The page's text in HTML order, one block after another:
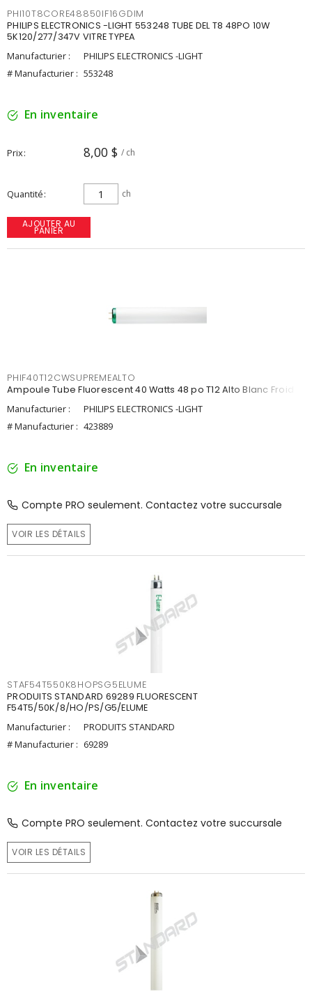
PHI10T8CORE48850IF16GDIM
PHILIPS ELECTRONICS -LIGHT 553248 TUBE DEL T8 48PO 10W
5K120/277/347V VITRE TYPEA
Manufacturier :
PHILIPS ELECTRONICS -LIGHT
# Manufacturier : 553248
En inventaire
Prix 8,00 $ / ch
Quantité ch
AJOUTER AU
PANIER
PHIF40T12CWSUPREMEALTO
Ampoule Tube Fluorescent 40 Watts 48 po T12 Alto Blanc Froid
Manufacturier :
PHILIPS ELECTRONICS -LIGHT
# Manufacturier : 423889
En inventaire
Compte PRO seulement. Contactez votre succursale
VOIR LES DÉTAILS
STAF54T550K8HOPSG5ELUME
PRODUITS STANDARD 69289 FLUORESCENT
F54T5/50K/8/HO/PS/G5/ELUME
Manufacturier :
PRODUITS STANDARD
# Manufacturier : 69289
En inventaire
Compte PRO seulement. Contactez votre succursale
VOIR LES DÉTAILS